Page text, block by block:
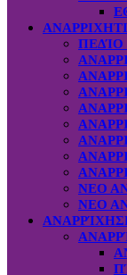
ΠΕΔΊΟ
ΝΕΟ
ΝΕΟ